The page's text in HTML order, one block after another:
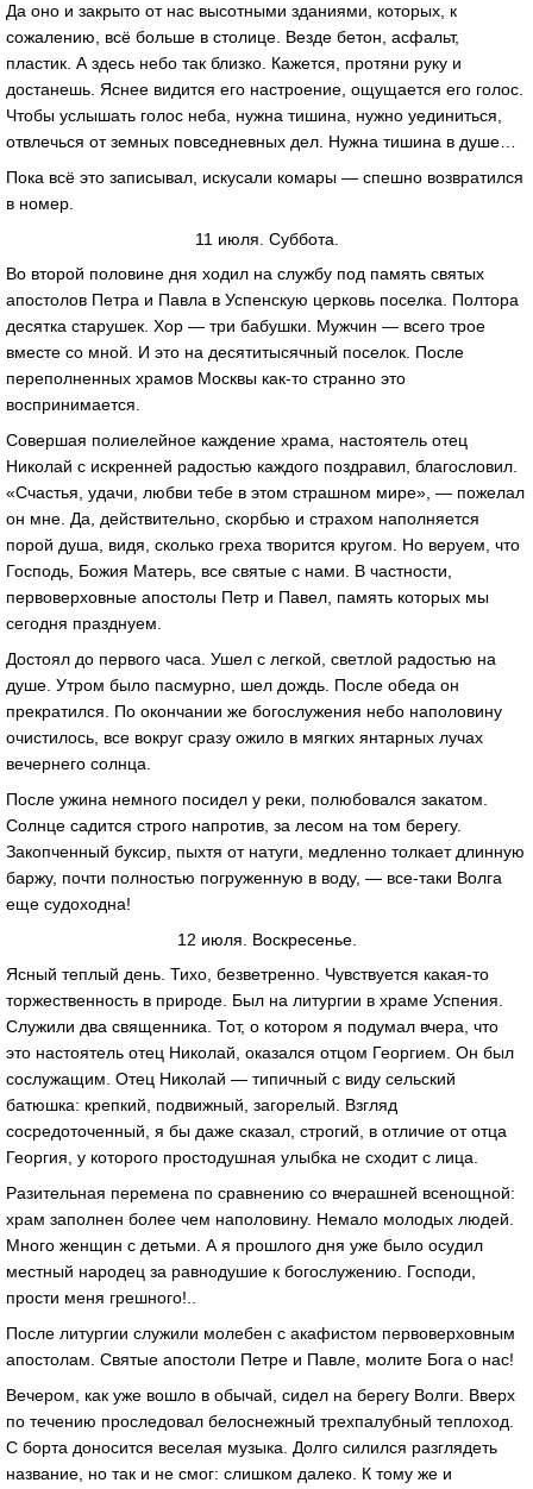
Да оно и закрыто от нас высотными зданиями, которых, к
сожалению, всё больше в столице. Везде бетон, асфальт,
пластик. А здесь небо так близко. Кажется, протяни руку и
достанешь. Яснее видится его настроение, ощущается его голос.
Чтобы услышать голос неба, нужна тишина, нужно уединиться,
отвлечься от земных повседневных дел. Нужна тишина в душе…
Пока всё это записывал, искусали комары — спешно возвратился
в номер.
11 июля. Суббота.
Во второй половине дня ходил на службу под память святых
апостолов Петра и Павла в Успенскую церковь поселка. Полтора
десятка старушек. Хор — три бабушки. Мужчин — всего трое
вместе со мной. И это на десятитысячный поселок. После
переполненных храмов Москвы как-то странно это
воспринимается.
Совершая полиелейное каждение храма, настоятель отец
Николай с искренней радостью каждого поздравил, благословил.
«Счастья, удачи, любви тебе в этом страшном мире», — пожелал
он мне. Да, действительно, скорбью и страхом наполняется
порой душа, видя, сколько греха творится кругом. Но веруем, что
Господь, Божия Матерь, все святые с нами. В частности,
первоверховные апостолы Петр и Павел, память которых мы
сегодня празднуем.
Достоял до первого часа. Ушел с легкой, светлой радостью на
душе. Утром было пасмурно, шел дождь. После обеда он
прекратился. По окончании же богослужения небо наполовину
очистилось, все вокруг сразу ожило в мягких янтарных лучах
вечернего солнца.
После ужина немного посидел у реки, полюбовался закатом.
Солнце садится строго напротив, за лесом на том берегу.
Закопченный буксир, пыхтя от натуги, медленно толкает длинную
баржу, почти полностью погруженную в воду, — все-таки Волга
еще судоходна!
12 июля. Воскресенье.
Ясный теплый день. Тихо, безветренно. Чувствуется какая-то
торжественность в природе. Был на литургии в храме Успения.
Служили два священника. Тот, о котором я подумал вчера, что
это настоятель отец Николай, оказался отцом Георгием. Он был
сослужащим. Отец Николай — типичный с виду сельский
батюшка: крепкий, подвижный, загорелый. Взгляд
сосредоточенный, я бы даже сказал, строгий, в отличие от отца
Георгия, у которого простодушная улыбка не сходит с лица.
Разительная перемена по сравнению со вчерашней всенощной:
храм заполнен более чем наполовину. Немало молодых людей.
Много женщин с детьми. А я прошлого дня уже было осудил
местный народец за равнодушие к богослужению. Господи,
прости меня грешного!..
После литургии служили молебен с акафистом первоверховным
апостолам. Святые апостоли Петре и Павле, молите Бога о нас!
Вечером, как уже вошло в обычай, сидел на берегу Волги. Вверх
по течению проследовал белоснежный трехпалубный теплоход.
С борта доносится веселая музыка. Долго силился разглядеть
название, но так и не смог: слишком далеко. К тому же и